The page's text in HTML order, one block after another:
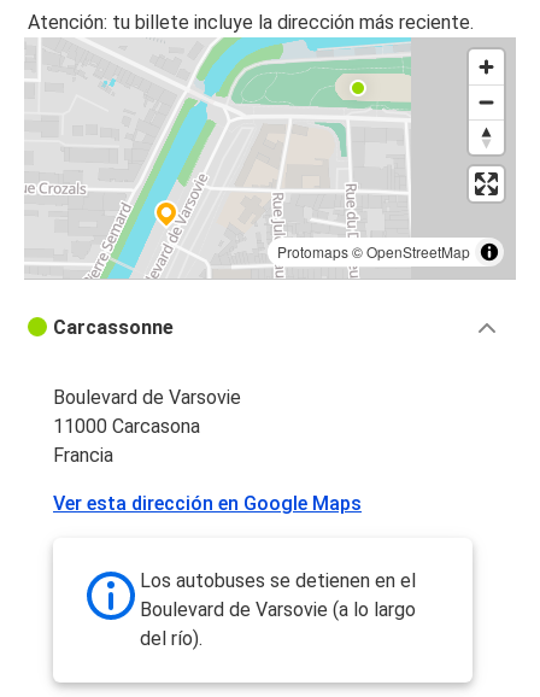
Atención: tu billete incluye la dirección más reciente.
Protomaps©OpenStreetMap
Carcassonne
Boulevard de Varsovie
11000 Carcasona
Francia
Ver esta dirección en Google Maps
Los autobuses se detienen en el
Boulevard de Varsovie (a lo largo
del río).